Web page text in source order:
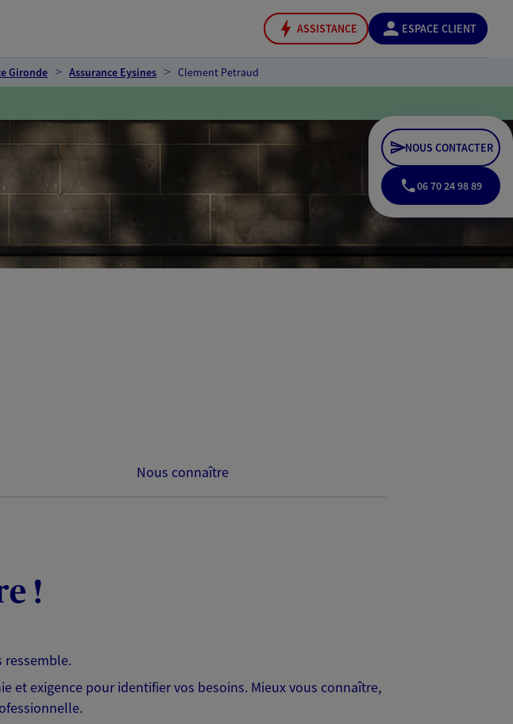
ASSISTANCE ESPACE CLIENT
Gironde Assurance Eysines Clement Petraud
NOUS CONTACTER
06 70 24 98 89
Nous connaître
!
ressemble.
et exigence pour identifier vos besoins. Mieux vous connaître,